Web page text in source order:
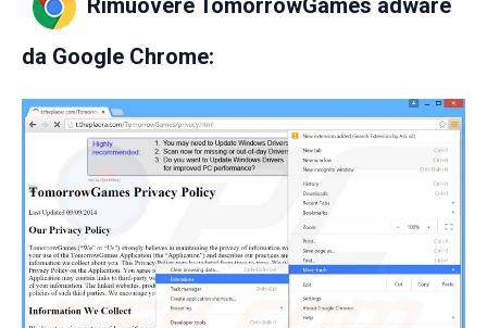
da Google Chrome: